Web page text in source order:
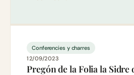
Conferencies y charres
12/09/2023
Pregón de la Folia la Sidre